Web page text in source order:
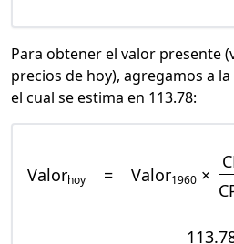
Para obtener el valor presente
precios de hoy), agregamos a
el cual se estima en 113.78:
Valorhoy = Valor1960 ×